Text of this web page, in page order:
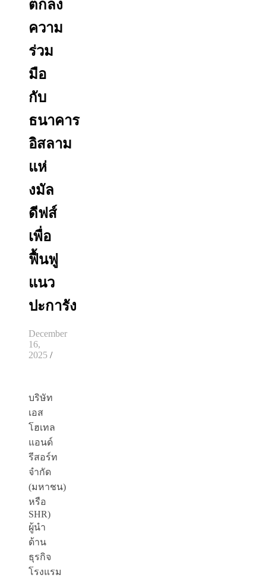
ตกลง
ความ
ร่วม
มือ
กับ
ธนาคาร
อิสลาม
แห่
งมัล
ดีฟส์
เพื่อ
ฟื้นฟู
แนว
ปะการัง
December
16,
2025 /
บริษัท
เอส
โฮเทล
แอนด์
รีสอร์ท
จำกัด
(มหาชน)
หรือ
SHR)
ผู้นำ
ด้าน
ธุรกิจ
โรงแรม